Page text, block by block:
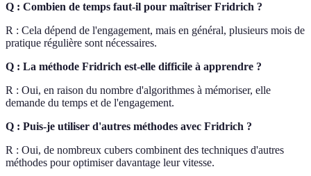
Q : Combien de temps faut-il pour maîtriser Fridrich ?
R : Cela dépend de l'engagement, mais en général, plusieurs mois de
pratique régulière sont nécessaires.
Q : La méthode Fridrich est-elle difficile à apprendre ?
R : Oui, en raison du nombre d'algorithmes à mémoriser, elle
demande du temps et de l'engagement.
Q : Puis-je utiliser d'autres méthodes avec Fridrich ?
R : Oui, de nombreux cubers combinent des techniques d'autres
méthodes pour optimiser davantage leur vitesse.